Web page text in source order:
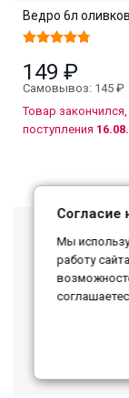
Ведро 6л
149 ₽
Самовывоз: 145 ₽
Товар
поступления
Согласие
Мы
работу